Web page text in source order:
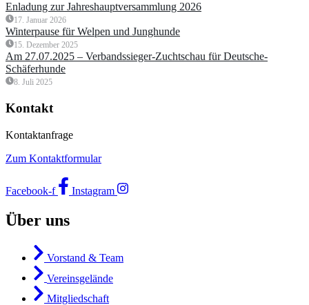
Enladung zur Jahreshauptversammlung 2026
17. Januar 2026
Winterpause für Welpen und Junghunde
15. Dezember 2025
Am 27.07.2025 – Verbandssieger-Zuchtschau für Deutsche-
Schäferhunde
8. Juli 2025
Kontakt
Kontaktanfrage
Zum Kontaktformular
Facebook-f Instagram
Über uns
Vorstand & Team
Vereinsgelände
Mitgliedschaft